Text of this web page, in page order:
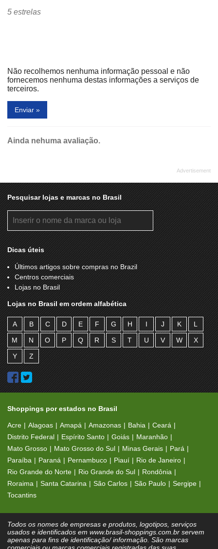
5 estrelas
Não recolhemos nenhuma informação pessoal e não
fornecemos nenhuma destas informações a serviços de
terceiros.
Enviar »
Ainda nehuma avaliação.
Pesquisar lojas e marcas no Brasil
Dicas úteis
Últimos artigos sobre compras no Brazil
Centros comerciais
Lojas no Brasil
Lojas no Brasil em ordem alfabética
A B C D E F G H I J K L
M N O P Q R S T U V W X
Y Z
Shoppings por estados no Brasil
Acre Alagoas Amapá Amazonas Bahia
Ceará
Distrito Federal
Espírito Santo Goiás
Maranhão
Mato Grosso
Mato Grosso do Sul Minas Gerais
Pará
Paraíba
Paraná Pernambuco Piauí
Rio de Janeiro
Rio Grande do Norte
Rio Grande do Sul
Rondônia
Roraima
Santa Catarina São Carlos São Paulo
Sergipe
Tocantins
Todos os nomes de empresas e produtos, logotipos, serviços
usados e identificados em www.brasil-shoppings.com.br servem
apenas para fins de identificação/ informação. São marcas